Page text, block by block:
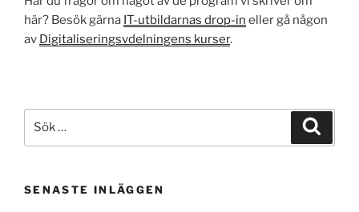
här? Besök gärna IT-utbildarnas drop-in eller gå någon
av Digitaliseringsvdelningens kurser.
efter:
SENASTE INLÄGGEN